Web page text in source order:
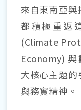
來自東南亞與
都積極重返
(Climate
Economy)與
大核心主題
與務實精神。